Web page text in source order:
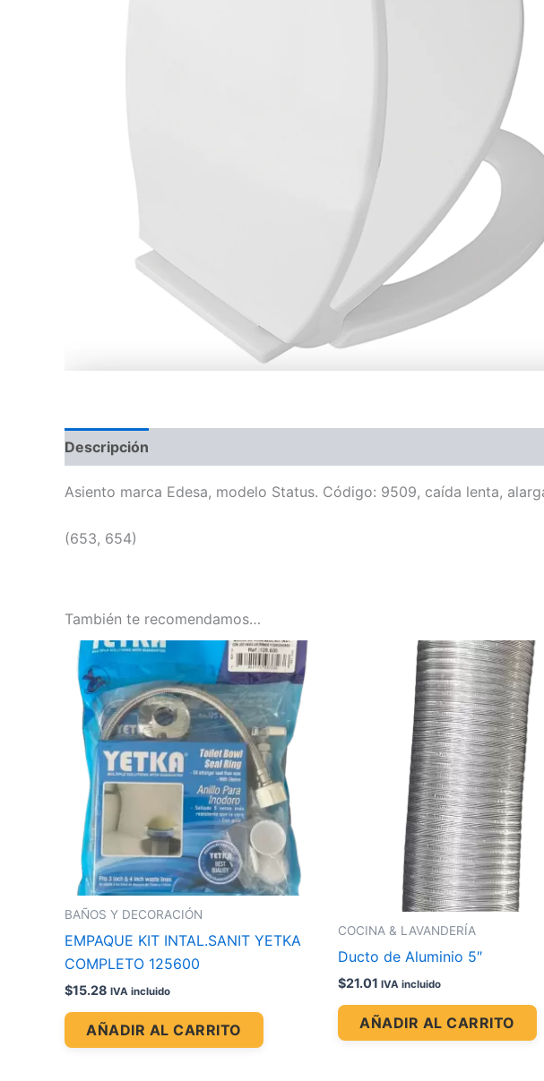
Descripción
Asiento marca Edesa, modelo Status. Código: 9509, caída lenta,
(653, 654)
También te recomendamos…
BAÑOS Y DECORACIÓN
EMPAQUE KIT INTAL.SANIT YETKA
COMPLETO 125600
$15.28 IVA incluido
AÑADIR AL CARRITO
COCINA & LAVANDERÍA
Ducto de Aluminio 5″
$21.01 IVA incluido
AÑADIR AL CARRITO